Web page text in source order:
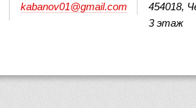
kabanov01@gmail.com
454018,
3 этаж